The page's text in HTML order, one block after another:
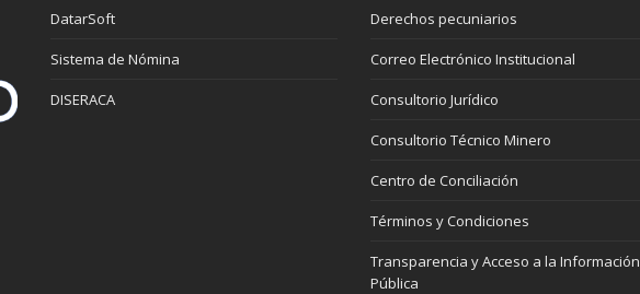
DatarSoft
Sistema de Nómina
DISERACA
Derechos pecuniarios
Correo Electrónico Institucional
Consultorio Jurídico
Consultorio Técnico Minero
Centro de Conciliación
Términos y Condiciones
Transparencia y Acceso a la Información
Pública